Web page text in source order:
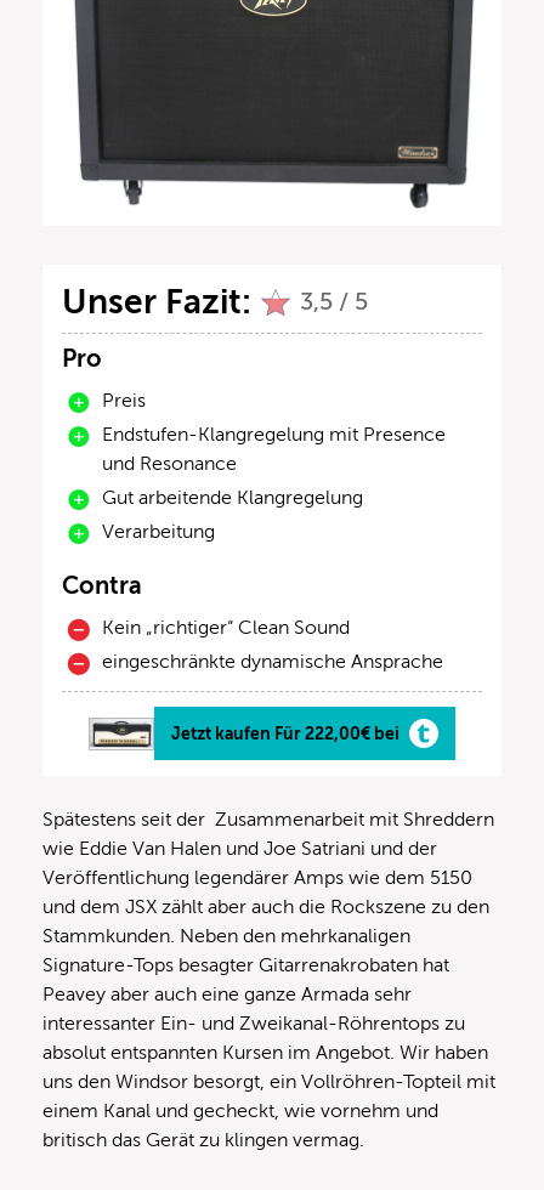
Unser Fazit: 3,5 / 5
Pro
Preis
Endstufen-Klangregelung mit Presence
und Resonance
Gut arbeitende Klangregelung
Verarbeitung
Contra
Kein „richtiger“ Clean Sound
eingeschränkte dynamische Ansprache
Jetzt kaufen Für 222,00€ bei
Spätestens seit der Zusammenarbeit mit Shreddern
wie Eddie Van Halen und Joe Satriani und der
Veröffentlichung legendärer Amps wie dem 5150
und dem JSX zählt aber auch die Rockszene zu den
Stammkunden. Neben den mehrkanaligen
Signature-Tops besagter Gitarrenakrobaten hat
Peavey aber auch eine ganze Armada sehr
interessanter Ein- und Zweikanal-Röhrentops zu
absolut entspannten Kursen im Angebot. Wir haben
uns den Windsor besorgt, ein Vollröhren-Topteil mit
einem Kanal und gecheckt, wie vornehm und
britisch das Gerät zu klingen vermag.